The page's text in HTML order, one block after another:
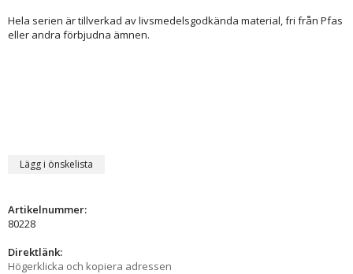
Hela serien är tillverkad av livsmedelsgodkända material, fri från Pfas
eller andra förbjudna ämnen.
Lägg i önskelista
Artikelnummer:
80228
Direktlänk:
Högerklicka och kopiera adressen